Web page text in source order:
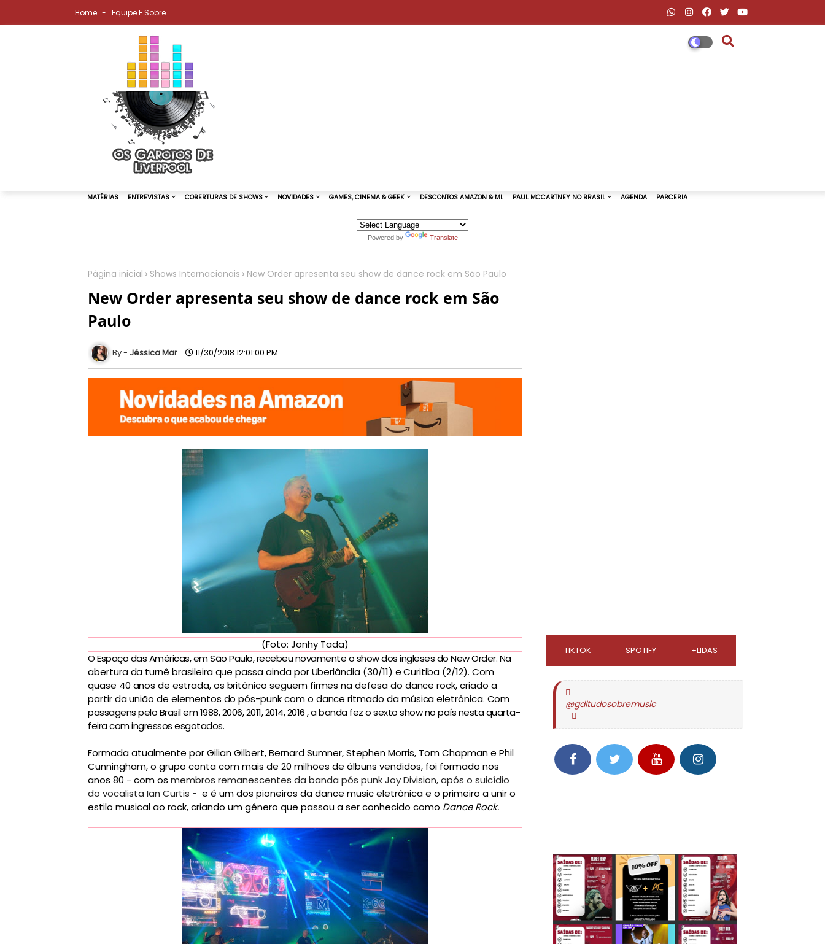
Home Equipe E Sobre
Powered by Translate
Página inicial Shows Internacionais New Order apresenta seu show de dance rock em São Paulo
New Order apresenta seu show de dance rock em São
Paulo
Jéssica Mar 11/30/2018 12:01:00 PM
(Foto: Jonhy Tada)
O Espaço das Américas, em São Paulo, recebeu novamente o show dos ingleses do New Order. Na
abertura da turnê brasileira que passa ainda por Uberlândia (30/11) e Curitiba (2/12). Com
quase 40 anos de estrada, os britânico seguem firmes na defesa do dance rock, criado a
partir da união de elementos do pós-punk com o dance ritmado da música eletrônica. Com
passagens pelo Brasil em 1988, 2006, 2011, 2014, 2016 , a banda fez o sexto show no país nesta quarta-
feira com ingressos esgotados.
Formada atualmente por Gilian Gilbert, Bernard Sumner, Stephen Morris, Tom Chapman e Phil
Cunningham, o grupo conta com mais de 20 milhões de álbuns vendidos, foi formado nos
anos 80 - com os membros remanescentes da banda pós punk Joy Division, após o suicídio
do vocalista Ian Curtis - e é um dos pioneiros da dance music eletrônica e o primeiro a unir o
estilo musical ao rock, criando um gênero que passou a ser conhecido como Dance Rock.
TIKTOK SPOTIFY +LIDAS
@gdltudosobremusic